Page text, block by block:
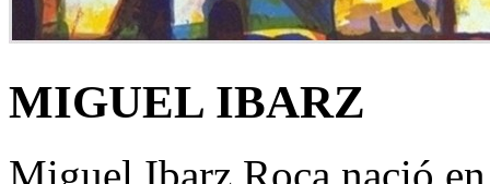
MIGUEL IBARZ
Miguel Ibarz Roca nació